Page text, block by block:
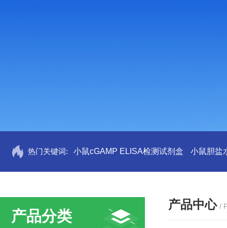
热门关键词: 小鼠cGAMP ELISA检测试剂盒 小鼠胆盐
产品分类
产品中心 /